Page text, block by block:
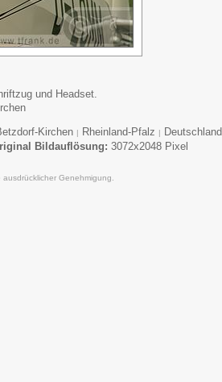
und Headset.
Kirchen | Rheinland-Pfalz |
Deutschland
Bildauflösung: 3072x2048 Pixel
Genehmigung.